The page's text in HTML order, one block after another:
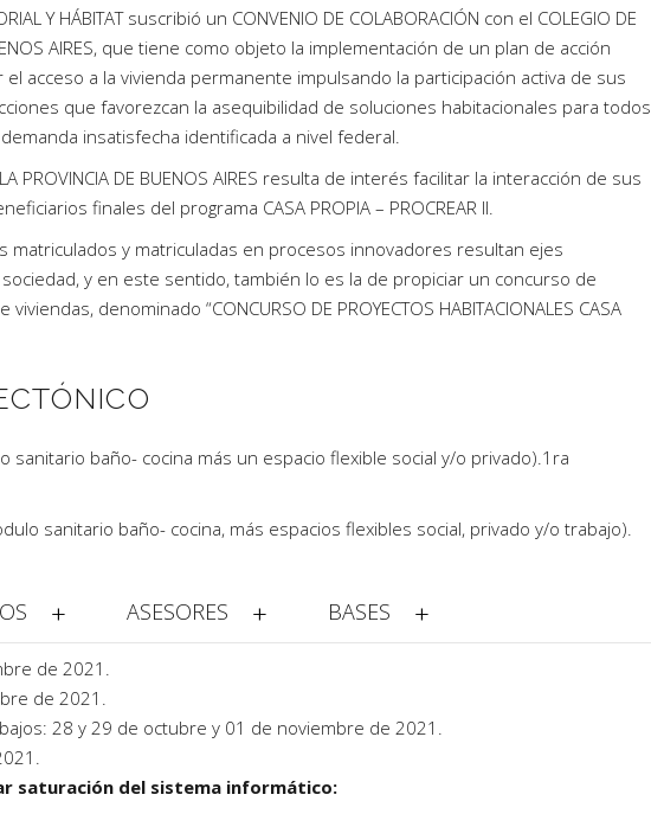
Y HÁBITAT suscribió un CONVENIO DE COLABORACIÓN con el COLEGIO DE
AIRES, que tiene como objeto la implementación de un plan de acción
acceso a la vivienda permanente impulsando la participación activa de sus
que favorezcan la asequibilidad de soluciones habitacionales para todos
insatisfecha identificada a nivel federal.
LA PROVINCIA DE BUENOS AIRES resulta de interés facilitar la interacción de sus
finales del programa CASA PROPIA – PROCREAR II.
matriculados y matriculadas en procesos innovadores resultan ejes
y en este sentido, también lo es la de propiciar un concurso de
denominado “CONCURSO DE PROYECTOS HABITACIONALES CASA
sanitario baño- cocina más un espacio flexible social y/o privado).1ra
sanitario baño- cocina, más espacios flexibles social, privado y/o trabajo).
ASESORES BASES
de 2021.
de 2021.
28 y 29 de octubre y 01 de noviembre de 2021.
saturación del sistema informático: